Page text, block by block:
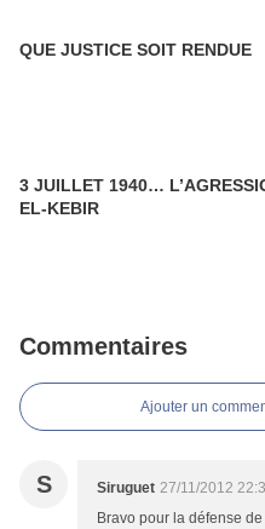
QUE JUSTICE SOIT RENDUE
3 JUILLET 1940…
EL-KEBIR
Commentaires
Ajouter un
S Siruguet 27/11/2012
Bravo pour la défense